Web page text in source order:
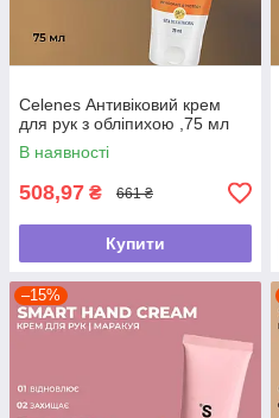
Celenes Антивіковий крем
для рук з обліпихою ,75 мл
В наявності
508,97 ₴ 661 ₴
Купити
–15%